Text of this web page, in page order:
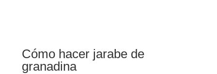
Cómo hacer jarabe de
granadina